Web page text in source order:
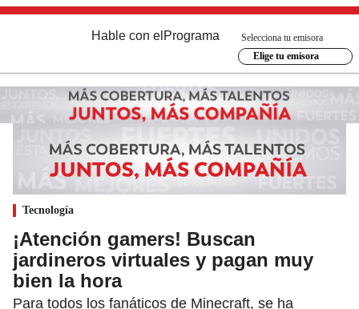
Hable con el Programa
Selecciona tu emisora
Elige tu emisora
Tecnología
¡Atención gamers! Buscan
jardineros virtuales y pagan muy
bien la hora
Para todos los fanáticos de Minecraft, se ha